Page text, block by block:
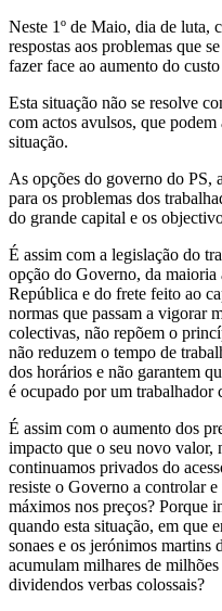
Neste 1º de Maio, dia de luta,
respostas aos problemas que
fazer face ao aumento do
Esta situação não se resolve
com actos avulsos, que
situação.
As opções do governo do PS,
para os problemas dos
do grande capital e os
É assim com a legislação do
opção do Governo, da maioria
República e do frete feito ao
normas que passam a vigorar
colectivas, não repõem o
não reduzem o tempo de
dos horários e não garantem
é ocupado por um
É assim com o aumento dos
impacto que o seu novo valor,
continuamos privados do
resiste o Governo a controlar
máximos nos preços? Porque
quando esta situação, em que
sonaes e os jerónimos martins
acumulam milhares de
dividendos verbas colossais?